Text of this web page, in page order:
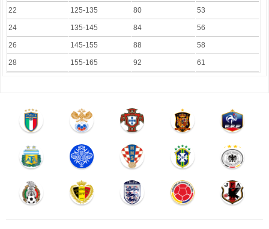
22 125-135 80 53
24 135-145 84 56
26 145-155 88 58
28 155-165 92 61